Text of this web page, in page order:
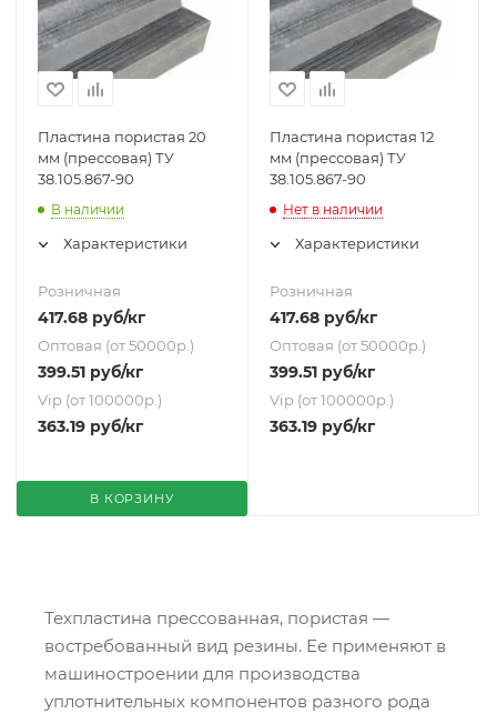
Пластина пористая 20
мм (прессовая) ТУ
38.105.867-90
В наличии
Характеристики
Розничная
417.68 руб/кг
Оптовая (от 50000р.)
399.51 руб/кг
Vip (от 100000р.)
363.19 руб/кг
В КОРЗИНУ
Пластина пористая 12
мм (прессовая) ТУ
38.105.867-90
Нет в наличии
Характеристики
Розничная
417.68руб/кг
Оптовая (от 50000р.)
399.51руб/кг
Vip (от 100000р.)
363.19руб/кг
Техпластина прессованная, пористая —
востребованный вид резины. Ее применяют в
машиностроении для производства
уплотнительных компонентов разного рода